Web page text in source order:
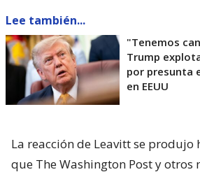
Lee también...
"Tenemos
Trump
por presunta
en EEUU
La reacción de Leavitt se produjo
que The Washington Post y otros